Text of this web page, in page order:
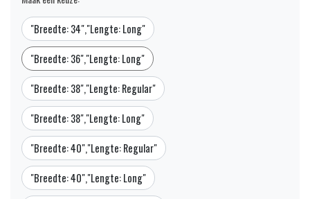
"Breedte: 34","Lengte: Long"
"Breedte: 36","Lengte: Long"
"Breedte: 38","Lengte: Regular"
"Breedte: 38","Lengte: Long"
"Breedte: 40","Lengte: Regular"
"Breedte: 40","Lengte: Long"